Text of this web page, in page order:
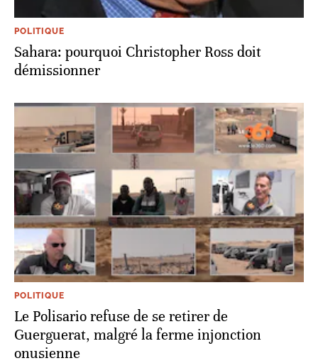
POLITIQUE
Sahara: pourquoi Christopher Ross doit
démissionner
POLITIQUE
Le Polisario refuse de se retirer de
Guerguerat, malgré la ferme injonction
onusienne